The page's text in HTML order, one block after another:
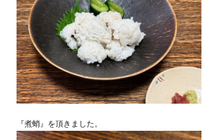
『煮蛸』を頂きました。